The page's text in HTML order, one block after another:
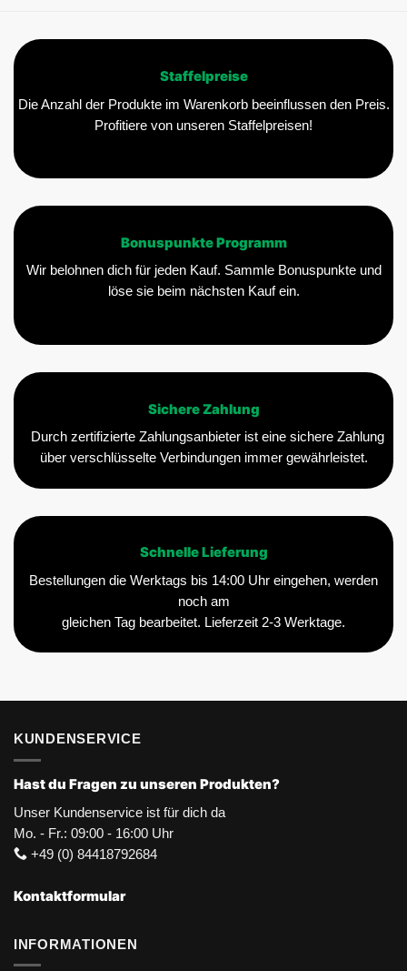
Staffelpreise
Die Anzahl der Produkte im Warenkorb beeinflussen den Preis.
Profitiere von unseren Staffelpreisen!
Bonuspunkte Programm
Wir belohnen dich für jeden Kauf. Sammle Bonuspunkte und
löse sie beim nächsten Kauf ein.
Sichere Zahlung
Durch zertifizierte Zahlungsanbieter ist eine sichere Zahlung
über verschlüsselte Verbindungen immer gewährleistet.
Schnelle Lieferung
Bestellungen die Werktags bis 14:00 Uhr eingehen, werden
noch am
gleichen Tag bearbeitet. Lieferzeit 2-3 Werktage.
KUNDENSERVICE
Hast du Fragen zu unseren Produkten?
Unser Kundenservice ist für dich da
Mo. - Fr.: 09:00 - 16:00 Uhr
+49 (0) 84418792684
Kontaktformular
INFORMATIONEN